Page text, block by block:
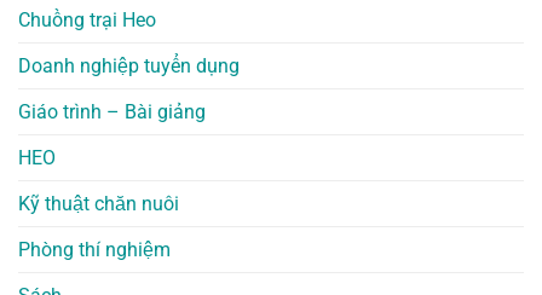
Chuồng trại Heo
Doanh nghiệp tuyển dụng
Giáo trình – Bài giảng
HEO
Kỹ thuật chăn nuôi
Phòng thí nghiệm